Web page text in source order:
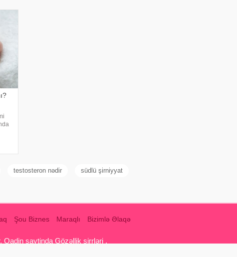
testosteron nədir südlü şirniyyat
Şou Biznes Maraqlı Bizimlə Əlaqə
Qadin saytinda Gözəllik sirrləri ,